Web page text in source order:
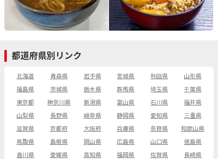
都道府県別リンク
北海道 青森県 岩手県 宮城県 秋田県
山形県
福島県
茨城県 栃木県 群馬県 埼玉県
千葉県
東京都
神奈川県 新潟県 富山県 石川県
福井県
山梨県
長野県 岐阜県 静岡県 愛知県
三重県
滋賀県
京都府 大阪府 兵庫県 奈良県
和歌山県
鳥取県
島根県 岡山県 広島県 山口県
徳島県
香川県
愛媛県 高知県 福岡県 佐賀県
長崎県